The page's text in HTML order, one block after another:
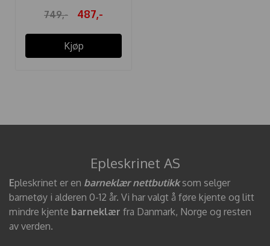
749,- 487,-
Kjøp
Epleskrinet AS
Epleskrinet er en barneklær nettbutikksom selger
barnetøy i alderen 0-12 år. Vi har valgt å føre kjente og litt
mindre kjente barneklær fra Danmark, Norge og resten
av verden.